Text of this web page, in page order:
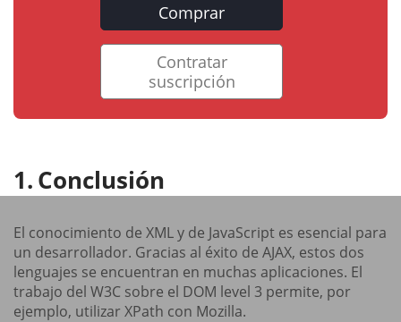
Comprar
Contratar
suscripción
Conclusión
El conocimiento de XML y de JavaScript es esencial para
un desarrollador. Gracias al éxito de AJAX, estos dos
lenguajes se encuentran en muchas aplicaciones. El
trabajo del W3C sobre el DOM level 3 permite, por
ejemplo, utilizar XPath con Mozilla.